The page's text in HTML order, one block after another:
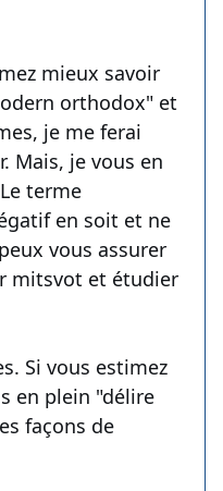
mieux savoir
orthodox" et
je me ferai
Mais, je vous en
terme
en soit et ne
vous assurer
mitsvot et étudier
Si vous estimez
en plein "délire
façons de